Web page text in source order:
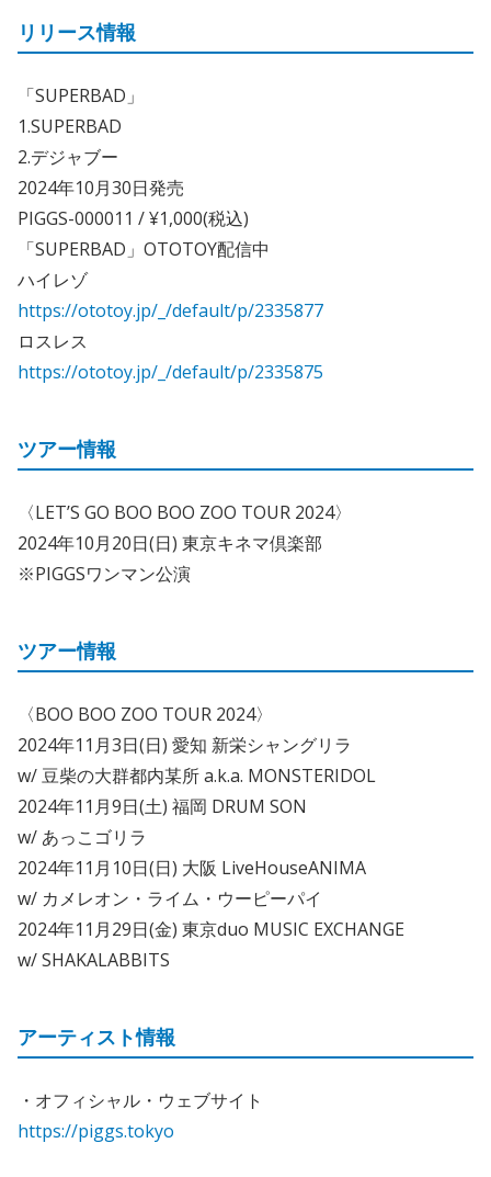
リリース情報
「SUPERBAD」
1.SUPERBAD
2.デジャブー
2024年10月30日発売
PIGGS-000011 / ¥1,000(税込)
「SUPERBAD」OTOTOY配信中
ハイレゾ
https://ototoy.jp/_/default/p/2335877
ロスレス
https://ototoy.jp/_/default/p/2335875
ツアー情報
〈LET’S GO BOO BOO ZOO TOUR 2024〉
2024年10月20日(日) 東京キネマ倶楽部
※PIGGSワンマン公演
ツアー情報
〈BOO BOO ZOO TOUR 2024〉
2024年11月3日(日) 愛知 新栄シャングリラ
w/ 豆柴の大群都内某所 a.k.a. MONSTERIDOL
2024年11月9日(土) 福岡 DRUM SON
w/ あっこゴリラ
2024年11月10日(日) 大阪 LiveHouseANIMA
w/ カメレオン・ライム・ウーピーパイ
2024年11月29日(金) 東京duo MUSIC EXCHANGE
w/ SHAKALABBITS
アーティスト情報
・オフィシャル・ウェブサイト
https://piggs.tokyo